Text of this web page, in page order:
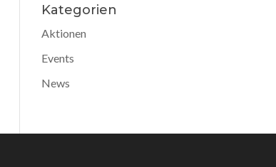
Kategorien
Aktionen
Events
News